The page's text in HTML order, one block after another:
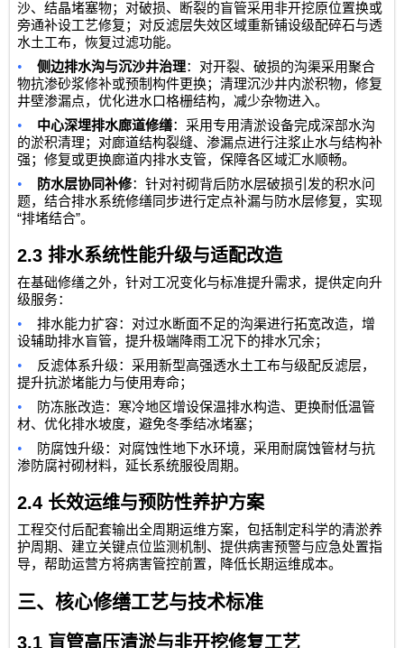
沙、结晶堵塞物；对破损、断裂的盲管采用非开挖原位置换或
旁通补设工艺修复；对反滤层失效区域重新铺设级配碎石与透
水土工布，恢复过滤功能。
• 侧边排水沟与沉沙井治理：对开裂、破损的沟渠采用聚合
物抗渗砂浆修补或预制构件更换；清理沉沙井内淤积物，修复
井壁渗漏点，优化进水口格栅结构，减少杂物进入。
• 中心深埋排水廊道修缮：采用专用清淤设备完成深部水沟
的淤积清理；对廊道结构裂缝、渗漏点进行注浆止水与结构补
强；修复或更换廊道内排水支管，保障各区域汇水顺畅。
• 防水层协同补修：针对衬砌背后防水层破损引发的积水问
题，结合排水系统修缮同步进行定点补漏与防水层修复，实现
“排堵结合”。
2.3排水系统性能升级与适配改造
在基础修缮之外，针对工况变化与标准提升需求，提供定向升
级服务：
•
排水能力扩容：对过水断面不足的沟渠进行拓宽改造，增
设辅助排水盲管，提升极端降雨工况下的排水冗余；
•
反滤体系升级：采用新型高强透水土工布与级配反滤层，
提升抗淤堵能力与使用寿命；
•
防冻胀改造：寒冷地区增设保温排水构造、更换耐低温管
材、优化排水坡度，避免冬季结冰堵塞；
•
防腐蚀升级：对腐蚀性地下水环境，采用耐腐蚀管材与抗
渗防腐衬砌材料，延长系统服役周期。
2.4 长效运维与预防性养护方案
工程交付后配套输出全周期运维方案，包括制定科学的清淤养
护周期、建立关键点位监测机制、提供病害预警与应急处置指
导，帮助运营方将病害管控前置，降低长期运维成本。
三、核心修缮工艺与技术标准
3.1 盲管高压清淤与非开挖修复工艺